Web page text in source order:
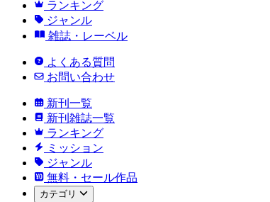
ランキング
ジャンル
雑誌・レーベル
よくある質問
お問い合わせ
新刊一覧
新刊雑誌一覧
ランキング
ミッション
ジャンル
無料・セール作品
カテゴリ